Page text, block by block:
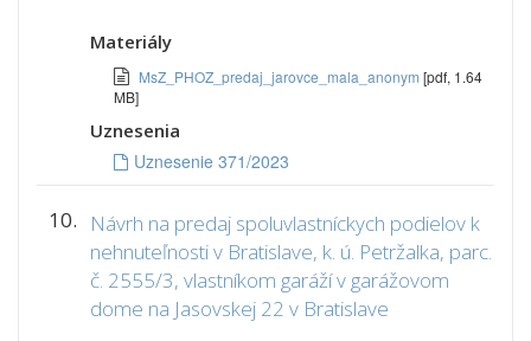
Materiály
MsZ_PHOZ_predaj_jarovce_mala_anonym [pdf, 1.64
MB]
Uznesenia
Uznesenie 371/2023
10.
Návrh na predaj spoluvlastníckych podielov k
nehnuteľnosti v Bratislave, k. ú. Petržalka, parc.
č. 2555/3, vlastníkom garáží v garážovom
dome na Jasovskej 22 v Bratislave